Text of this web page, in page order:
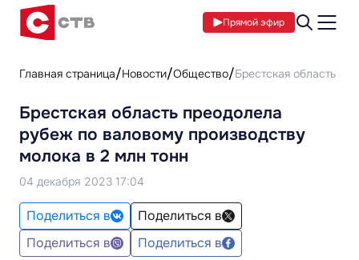
Прямой эфир
Главная страница Новости Общество Брестская область
Брестская область преодолела
рубеж по валовому производству
молока в 2 млн тонн
04 декабря 2023 17:04
Поделиться в
Поделиться в
Поделиться в
Поделиться в